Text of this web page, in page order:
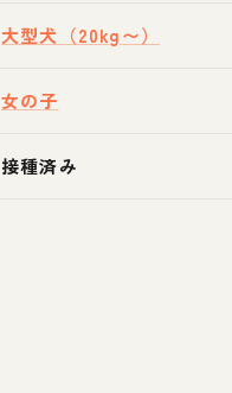
大型犬（20kg〜）
女の子
接種済み